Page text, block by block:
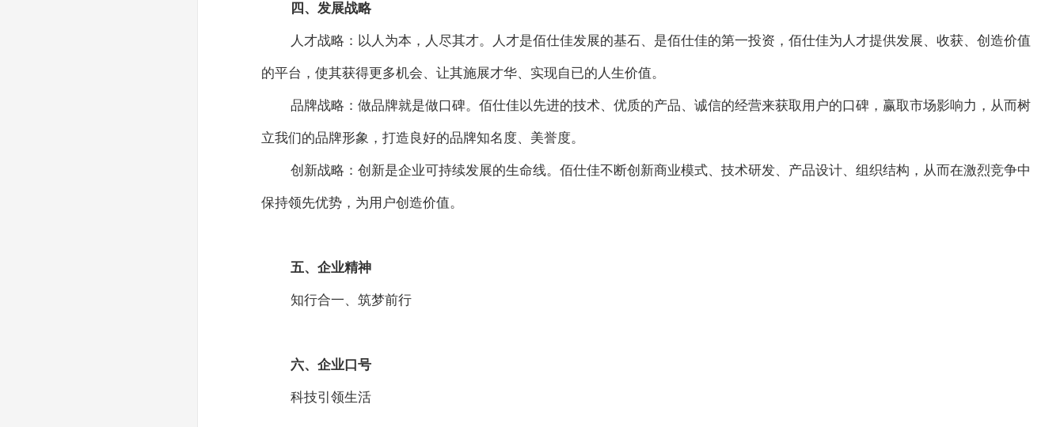
四、发展战略
人才战略：以人为本，人尽其才。人才是佰仕佳发展的基石、是佰仕佳的第一投资，佰仕佳为人才提供发展、收获、创造价值
的平台，使其获得更多机会、让其施展才华、实现自已的人生价值。
品牌战略：做品牌就是做口碑。佰仕佳以先进的技术、优质的产品、诚信的经营来获取用户的口碑，赢取市场影响力，从而树
立我们的品牌形象，打造良好的品牌知名度、美誉度。
创新战略：创新是企业可持续发展的生命线。佰仕佳不断创新商业模式、技术研发、产品设计、组织结构，从而在激烈竞争中
保持领先优势，为用户创造价值。
五、企业精神
知行合一、筑梦前行
六、企业口号
科技引领生活